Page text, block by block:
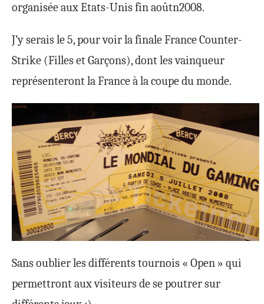
organisée aux Etats-Unis fin aoûtn2008.
J’y serais le 5, pour voir la finale France Counter-
Strike (Filles et Garçons), dont les vainqueur
représenteront la France à la coupe du monde.
Sans oublier les différents tournois « Open » qui
permettront aux visiteurs de se poutrer sur